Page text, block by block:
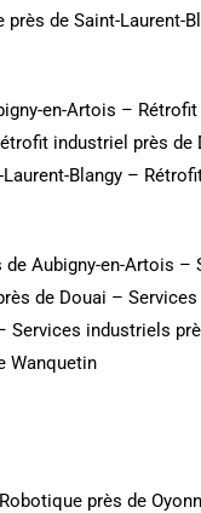
de Saint-Laurent-
en-Artois –
industriel près de
Blangy –
Aubigny-en-Artois –
de Douai –
Services industriels
Wanquetin
Robotique près de